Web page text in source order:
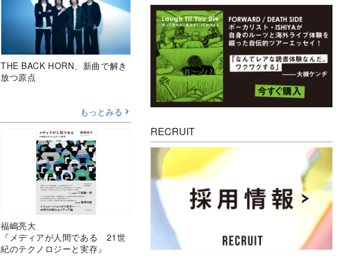
THE BACK HORN、新曲で解き
放つ原点
もっとみる
福嶋亮大
『メディアが人間である 21世
紀のテクノロジーと実存』
RECRUIT